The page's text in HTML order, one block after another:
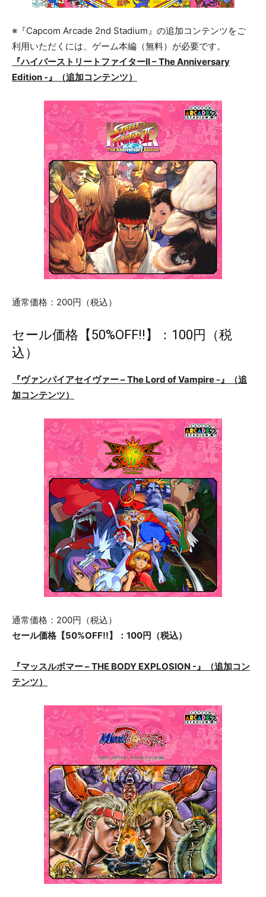
※『Capcom Arcade 2nd Stadium』の追加コンテンツをご
利用いただくには、ゲーム本編（無料）が必要です。
『ハイパーストリートファイターII – The Anniversary
Edition -』（追加コンテンツ）
通常価格：200円（税込）
セール価格【50%OFF!!】：100円（税
込）
『ヴァンパイアセイヴァー – The Lord of Vampire -』（追
加コンテンツ）
通常価格：200円（税込）
セール価格【50%OFF!!】：100円（税込）
『マッスルボマー – THE BODY EXPLOSION -』（追加コン
テンツ）